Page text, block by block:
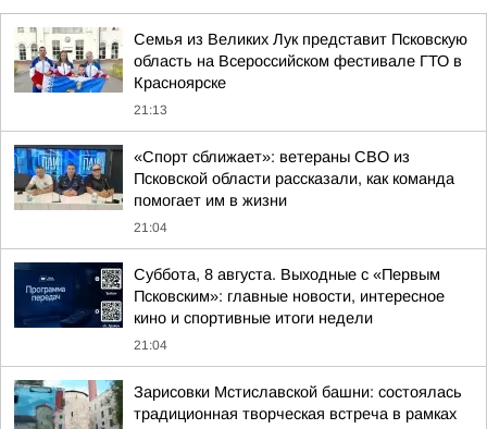
Семья из Великих Лук представит Псковскую
область на Всероссийском фестивале ГТО в
Красноярске
21:13
«Спорт сближает»: ветераны СВО из
Псковской области рассказали, как команда
помогает им в жизни
21:04
Суббота, 8 августа. Выходные с «Первым
Псковским»: главные новости, интересное
кино и спортивные итоги недели
21:04
Зарисовки Мстиславской башни: состоялась
традиционная творческая встреча в рамках